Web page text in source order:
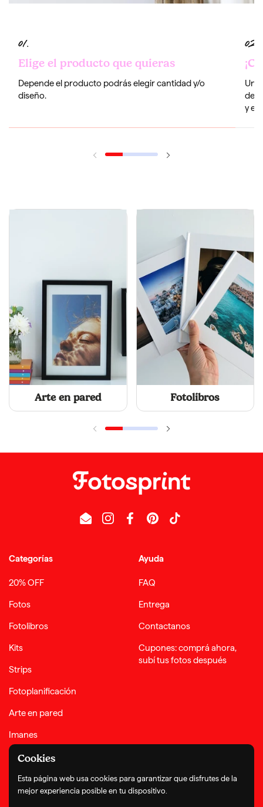
Elige el producto que quieras
Depende el producto podrás elegir cantidad y/o
diseño.
de
y
Arte en pared Fotolibros
EmailInstagram
FacebookPinterestTikTok
Categorías
20% OFF
Fotos
Fotolibros
Kits
Strips
Fotoplanificación
Arte en pared
Imanes
Complementos
Ayuda
FAQ
Entrega
Contactanos
Cupones: comprá ahora,
subí tus fotos después
Cookies
Esta página web usa cookies para garantizar que disfrutes de la
mejor experiencia posible en tu dispositivo.